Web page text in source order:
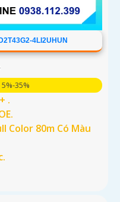
4LI2UHUN
35%
.
Color 80m Có Màu